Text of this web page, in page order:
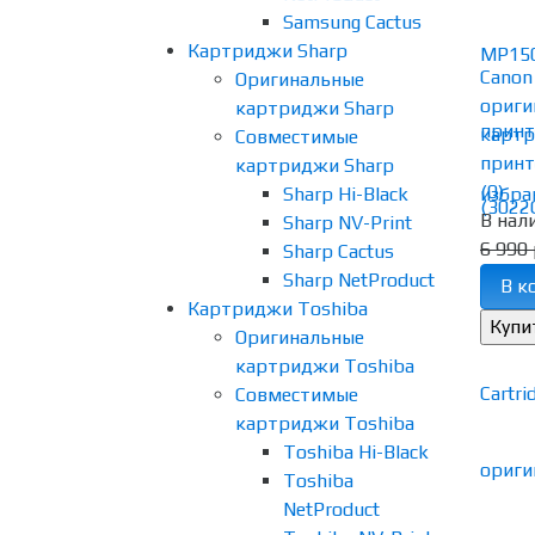
Samsung Cactus
Картриджи Sharp
Оригинальные
картриджи Sharp
Совместимые
картриджи Sharp
Sharp Hi-Black
Sharp NV-Print
Sharp Cactus
Sharp NetProduct
Картриджи Toshiba
Оригинальные
картриджи Toshiba
Совместимые
картриджи Toshiba
Toshiba Hi-Black
Toshiba
NetProduct
(0)
В
6 990
В